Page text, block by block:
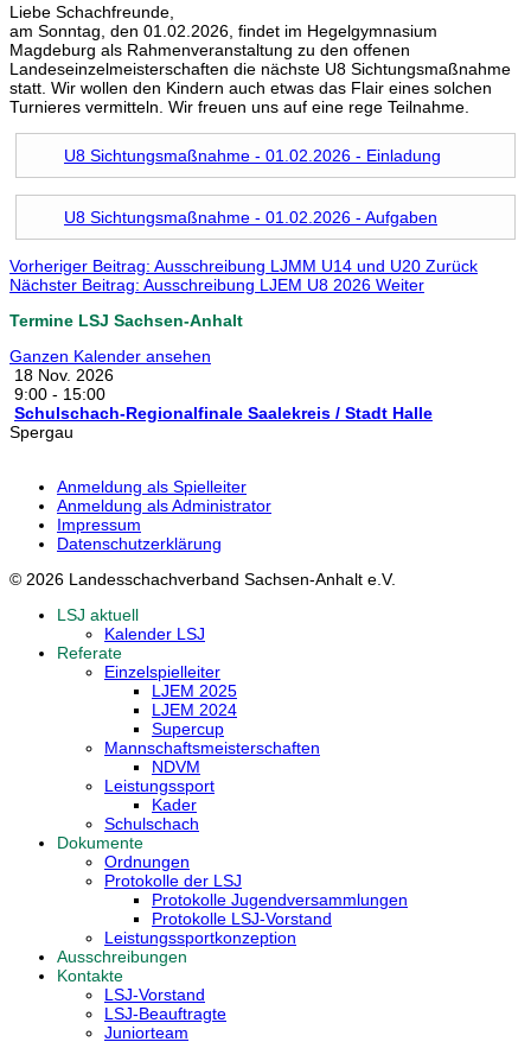
Liebe Schachfreunde,
am Sonntag, den 01.02.2026, findet im Hegelgymnasium
Magdeburg als Rahmenveranstaltung zu den offenen
Landeseinzelmeisterschaften die nächste U8 Sichtungsmaßnahme
statt. Wir wollen den Kindern auch etwas das Flair eines solchen
Turnieres vermitteln. Wir freuen uns auf eine rege Teilnahme.
U8 Sichtungsmaßnahme - 01.02.2026 - Einladung
U8 Sichtungsmaßnahme - 01.02.2026 - Aufgaben
Vorheriger Beitrag: Ausschreibung LJMM U14 und U20 Zurück
Nächster Beitrag: Ausschreibung LJEM U8 2026 Weiter
Termine LSJ Sachsen-Anhalt
Ganzen Kalender ansehen
18 Nov. 2026
9:00 - 15:00
Schulschach-Regionalfinale Saalekreis / Stadt Halle
Spergau
Anmeldung als Spielleiter
Anmeldung als Administrator
Impressum
Datenschutzerklärung
© 2026 Landesschachverband Sachsen-Anhalt e.V.
LSJ aktuell
Kalender LSJ
Referate
Einzelspielleiter
LJEM 2025
LJEM 2024
Supercup
Mannschaftsmeisterschaften
NDVM
Leistungssport
Kader
Schulschach
Dokumente
Ordnungen
Protokolle der LSJ
Protokolle Jugendversammlungen
Protokolle LSJ-Vorstand
Leistungssportkonzeption
Ausschreibungen
Kontakte
LSJ-Vorstand
LSJ-Beauftragte
Juniorteam